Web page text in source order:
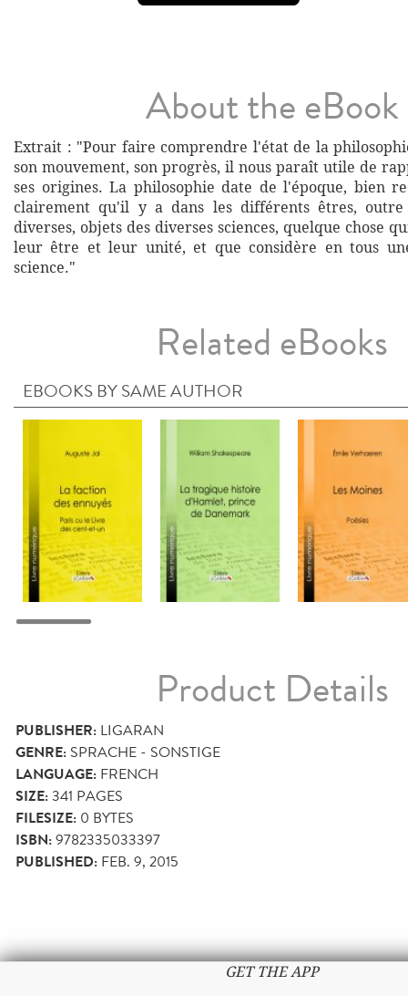
About the eBook
Extrait : "Pour faire comprendre l'état de la
son mouvement, son progrès, il nous paraît utile de
ses origines. La philosophie date de l'époque, bien
clairement qu'il y a dans les différents êtres,
diverses, objets des diverses sciences, quelque chose
leur être et leur unité, et que considère en tous
science."
Related eBooks
EBOOKS BY SAME AUTHOR
Product Details
PUBLISHER: LIGARAN
GENRE: SPRACHE - SONSTIGE
LANGUAGE: FRENCH
SIZE:341 PAGES
FILESIZE: 0 BYTES
ISBN:9782335033397
PUBLISHED: FEB. 9, 2015
GET THE APP